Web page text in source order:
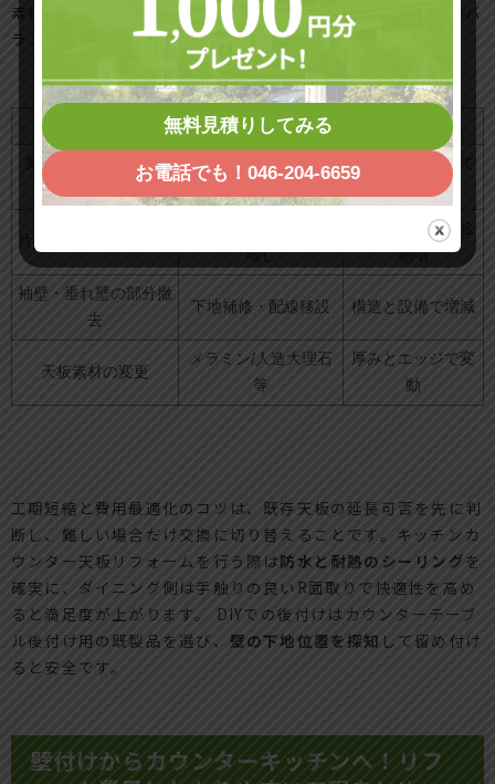
素材は人造大理石や集成材、メラミンでコストとメンテ性のバ
ランスを取りましょう。
概要 費用の考え方
奥行き120〜150mm
化粧見切り＋同材貼
仕上げ材と金物で
増し
スパンと荷重で金
物増
袖壁・垂れ壁の部分撤
去
下地補修・配線移設 構造と設備で増減
天板素材の変更
メラミン/人造大理石
等
厚みとエッジで変
動
工期短縮と費用最適化のコツは、既存天板の延長可否を先に判
断し、難しい場合だけ交換に切り替えることです。キッチンカ
ウンター天板リフォームを行う際は防水と耐熱のシーリングを
確実に、ダイニング側は手触りの良いR面取りで快適性を高め
ると満足度が上がります。 DIYでの後付けはカウンターテーブ
ル後付け用の既製品を選び、 壁の下地位置を探知 して留め付け
ると安全です。
壁付けからカウンターキッチンへ！リフ
無料見積りしてみる
お電話でも！046-204-6659